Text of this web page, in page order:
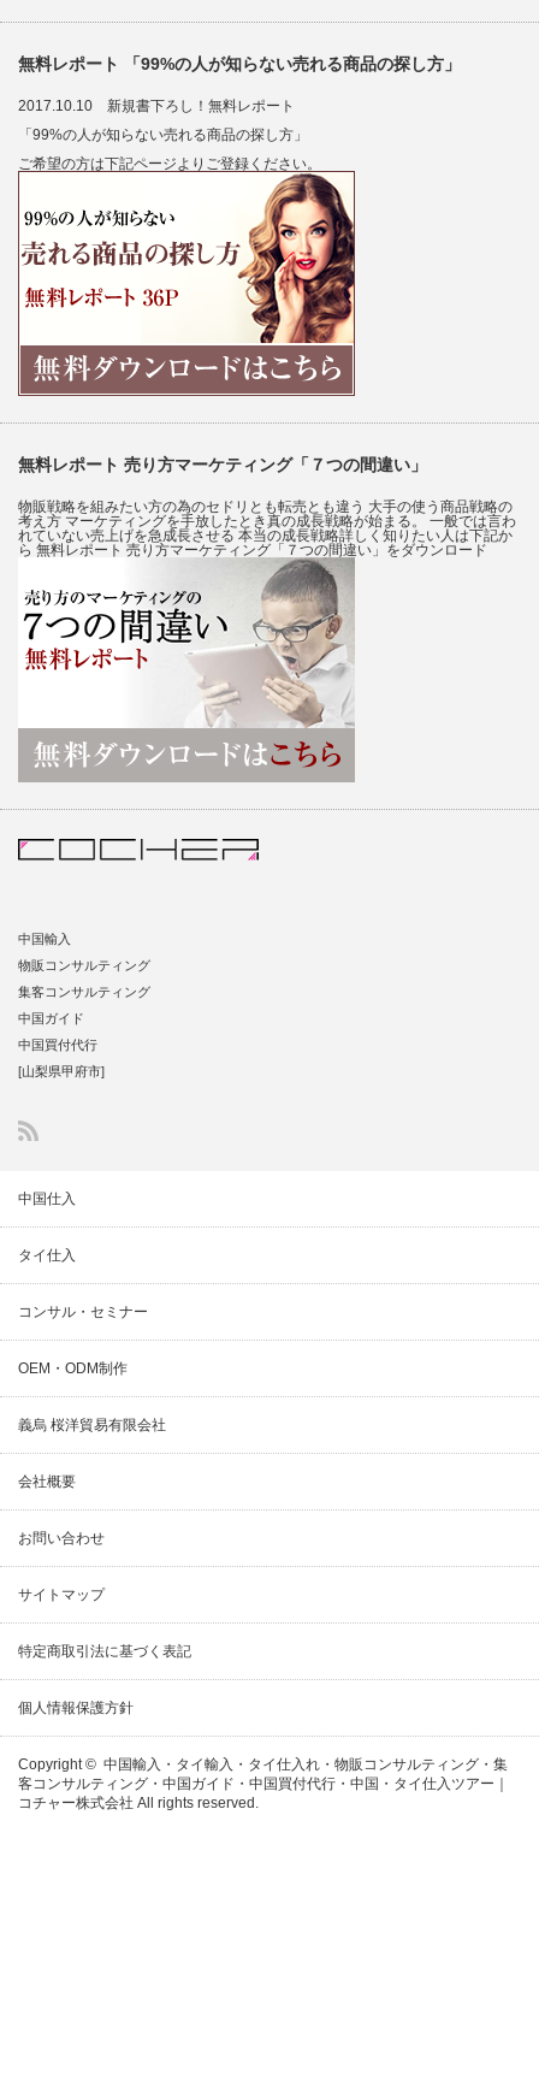
無料レポート 「99%の人が知らない売れる商品の探し方」
2017.10.10 新規書下ろし！無料レポート
「99%の人が知らない売れる商品の探し方」
ご希望の方は下記ページよりご登録ください。
無料レポート 売り方マーケティング「７つの間違い」
物販戦略を組みたい方の為のセドリとも転売とも違う 大手の使う商品戦略の
考え方 マーケティングを手放したとき真の成長戦略が始まる。 一般では言わ
れていない売上げを急成長させる 本当の成長戦略詳しく知りたい人は下記か
ら 無料レポート 売り方マーケティング「７つの間違い」をダウンロード
中国輸入
物販コンサルティング
集客コンサルティング
中国ガイド
中国買付代行
[山梨県甲府市]
中国仕入
タイ仕入
コンサル・セミナー
OEM・ODM制作
義烏 桜洋貿易有限会社
会社概要
お問い合わせ
サイトマップ
特定商取引法に基づく表記
個人情報保護方針
Copyright © 中国輸入・タイ輸入・タイ仕入れ・物販コンサルティング・集
客コンサルティング・中国ガイド・中国買付代行・中国・タイ仕入ツアー｜
コチャー株式会社 All rights reserved.